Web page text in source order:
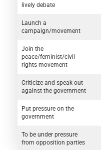
lively debate
Launch a
campaign/movement
Join the
peace/feminist/civil
rights movement
Criticize and speak out
against the government
Put pressure on the
government
To be under pressure
from opposition parties